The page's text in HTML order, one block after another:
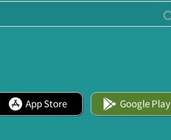
App Store Google Play